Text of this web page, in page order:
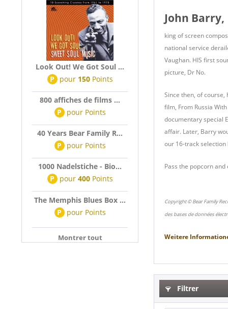
Look Out! We Got Soul ...
P pour 150Points
800 affiches de films ...
P pour Points
40 Years Bear Family R...
P pour Points
1000 Nadelstiche - Bio...
P pour 400Points
The Memphis Blues Box ...
P pour Points
Montrer tout
John Barry,
king of screen
national service
Vaughan. HIS first
picture, Dr No.
Since then, of
film, From Russia
documentary special
affair. Later, Barry
our 16-track
Pass the popcorn and
Copyright © Bear Family
des bases de données
Weitere
Filtrer